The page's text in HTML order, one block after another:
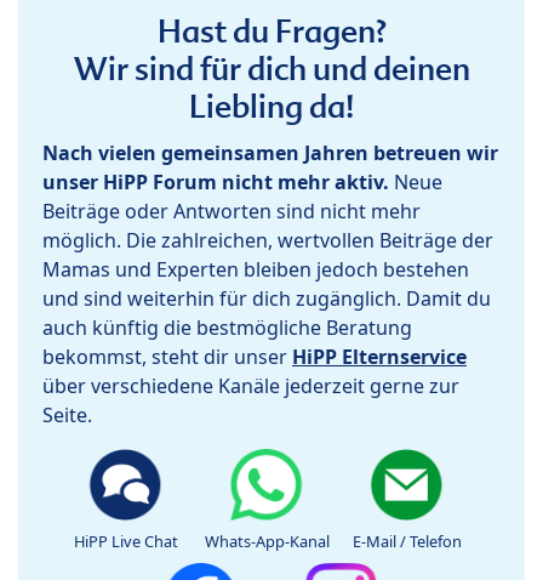
Hast du Fragen?
Wir sind für dich und deinen
Liebling da!
Nach vielen gemeinsamen Jahren betreuen wir
unser HiPP Forum nicht mehr aktiv. Neue
Beiträge oder Antworten sind nicht mehr
möglich. Die zahlreichen, wertvollen Beiträge der
Mamas und Experten bleiben jedoch bestehen
und sind weiterhin für dich zugänglich. Damit du
auch künftig die bestmögliche Beratung
bekommst, steht dir unser HiPP Elternservice
über verschiedene Kanäle jederzeit gerne zur
Seite.
HiPP Live Chat Whats-App-Kanal E-Mail / Telefon